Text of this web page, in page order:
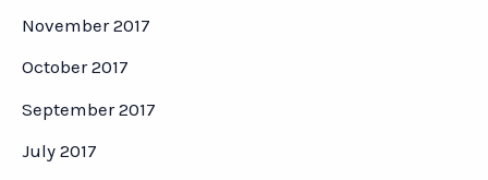
November 2017
October 2017
September 2017
July 2017